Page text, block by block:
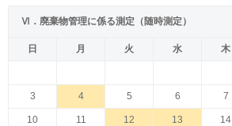
Ⅵ．廃棄物管理に係る測定（随時測定）
日 月 火 水 木
3 4 5 6 7
10 11 12 13 14